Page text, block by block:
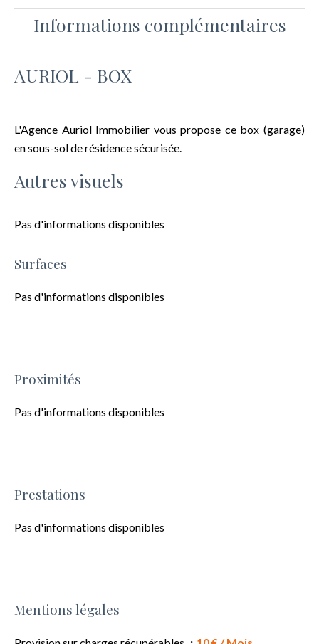
Informations complémentaires
AURIOL - BOX
L'Agence Auriol Immobilier vous propose ce box (garage)
en sous-sol de résidence sécurisée.
Autres visuels
Pas d'informations disponibles
Surfaces
Pas d'informations disponibles
Proximités
Pas d'informations disponibles
Prestations
Pas d'informations disponibles
Mentions légales